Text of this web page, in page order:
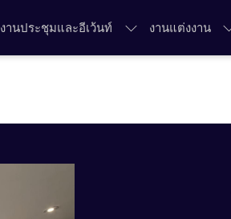
งานประชุมและอีเว้นท์ งานแต่งงาน